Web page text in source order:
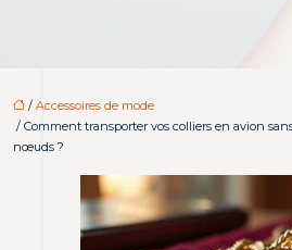
/ Accessoires de mode
/ Comment transporter vos colliers en avion
nœuds ?